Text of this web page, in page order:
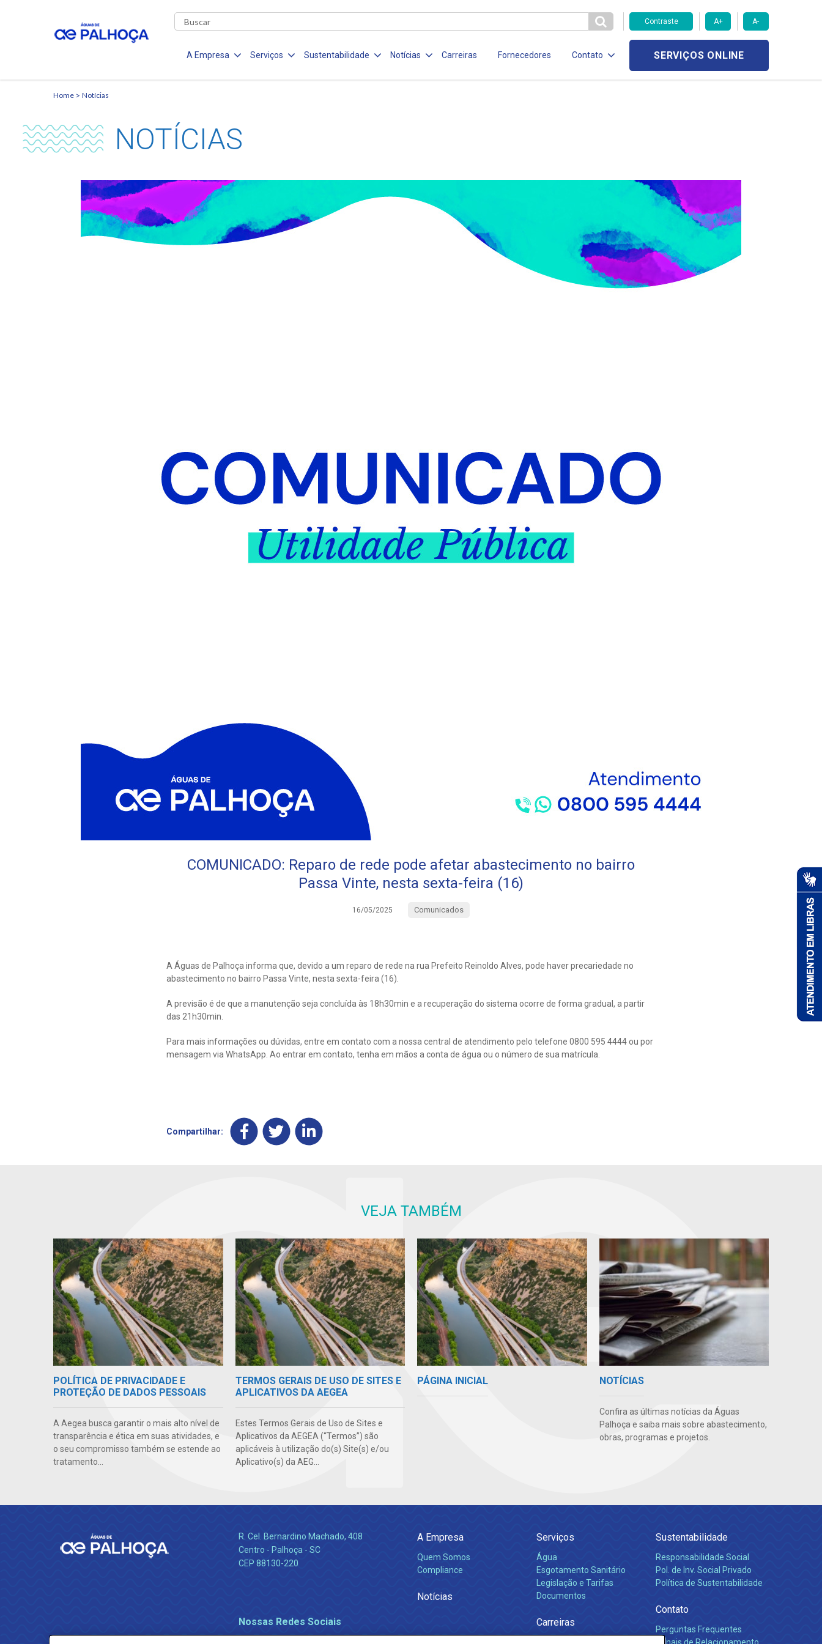
Contraste A+ A-
A Empresa Serviços Sustentabilidade Notícias Carreiras Fornecedores Contato SERVIÇOS ONLINE
Home Notícias
NOTÍCIAS
COMUNICADO: Reparo de rede pode afetar abastecimento no bairro
Passa Vinte, nesta sexta-feira (16)
16/05/2025 Comunicados
A Águas de Palhoça informa que, devido a um reparo de rede na rua Prefeito Reinoldo Alves, pode haver precariedade no
abastecimento no bairro Passa Vinte, nesta sexta-feira (16).
A previsão é de que a manutenção seja concluída às 18h30min e a recuperação do sistema ocorre de forma gradual, a partir
das 21h30min.
Para mais informações ou dúvidas, entre em contato com a nossa central de atendimento pelo telefone 0800 595 4444 ou por
mensagem via WhatsApp. Ao entrar em contato, tenha em mãos a conta de água ou o número de sua matrícula.
Compartilhar:
VEJA TAMBÉM
POLÍTICA DE PRIVACIDADE E
PROTEÇÃO DE DADOS PESSOAIS
A Aegea busca garantir o mais alto nível de
transparência e ética em suas atividades, e
o seu compromisso também se estende ao
tratamento...
TERMOS GERAIS DE USO DE SITES E
APLICATIVOS DA AEGEA
Estes Termos Gerais de Uso de Sites e
Aplicativos da AEGEA (“Termos”) são
aplicáveis à utilização do(s) Site(s) e/ou
Aplicativo(s) da AEG...
PÁGINA INICIAL NOTÍCIAS
Confira as últimas notícias da Águas
Palhoça e saiba mais sobre abastecimento,
obras, programas e projetos.
R. Cel. Bernardino Machado, 408
Centro - Palhoça - SC
CEP 88130-220
Nossas Redes Sociais
A Empresa
Quem Somos
Compliance
Notícias
Serviços
Água
Esgotamento Sanitário
Legislação e Tarifas
Documentos
Carreiras
Sustentabilidade
Responsabilidade Social
Pol. de Inv. Social Privado
Política de Sustentabilidade
Contato
Perguntas Frequentes